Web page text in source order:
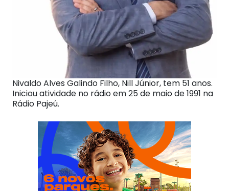
Nivaldo Alves Galindo Filho, Nill Júnior, tem 51 anos.
Iniciou atividade no rádio em 25 de maio de 1991 na
Rádio Pajeú.